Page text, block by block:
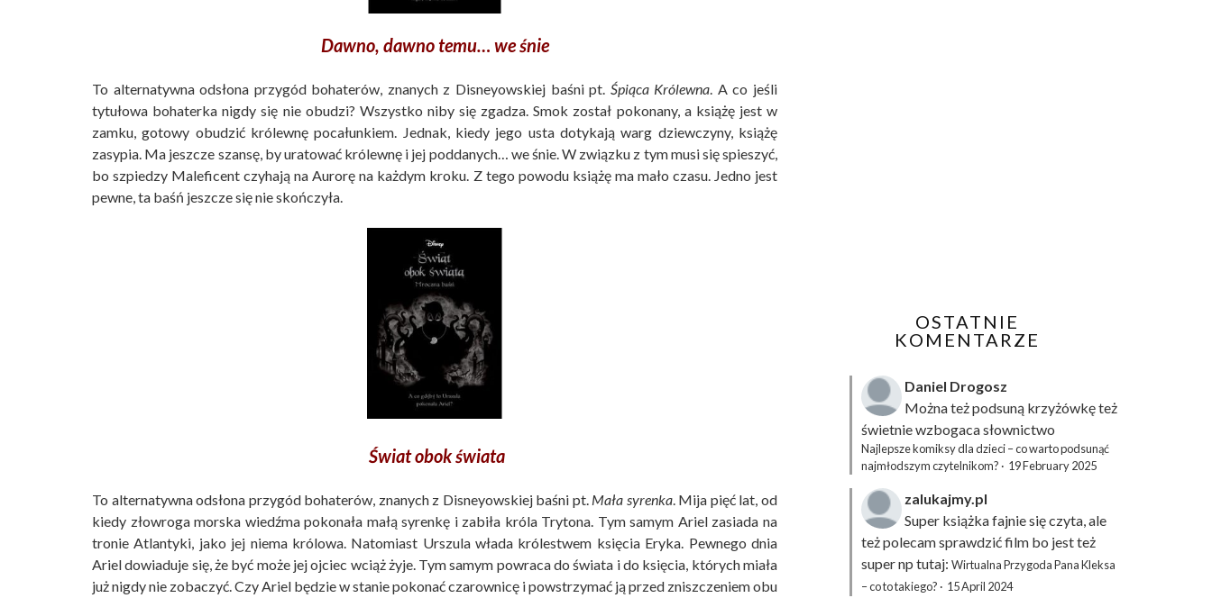
Dawno, dawno temu… we śnie
To alternatywna odsłona przygód bohaterów, znanych z Disneyowskiej baśni pt. Śpiąca Królewna. A co jeśli
tytułowa bohaterka nigdy się nie obudzi? Wszystko niby się zgadza. Smok został pokonany, a książę jest w
zamku, gotowy obudzić królewnę pocałunkiem. Jednak, kiedy jego usta dotykają warg dziewczyny, książę
zasypia. Ma jeszcze szansę, by uratować królewnę i jej poddanych… we śnie. W związku z tym musi się spieszyć,
bo szpiedzy Maleficent czyhają na Aurorę na każdym kroku. Z tego powodu książę ma mało czasu. Jedno jest
pewne, ta baśń jeszcze się nie skończyła.
Świat obok świata
To alternatywna odsłona przygód bohaterów, znanych z Disneyowskiej baśni pt. Mała syrenka. Mija pięć lat, od
kiedy złowroga morska wiedźma pokonała małą syrenkę i zabiła króla Trytona. Tym samym Ariel zasiada na
tronie Atlantyki, jako jej niema królowa. Natomiast Urszula włada królestwem księcia Eryka. Pewnego dnia
Ariel dowiaduje się, że być może jej ojciec wciąż żyje. Tym samym powraca do świata i do księcia, których miała
już nigdy nie zobaczyć. Czy Ariel będzie w stanie pokonać czarownicę i powstrzymać ją przed zniszczeniem obu
OSTATNIE
KOMENTARZE
Daniel Drogosz
Można też podsuną krzyżówkęteż
świetnie wzbogaca słownictwo
Najlepsze komiksy dla dzieci – co warto podsunąć
najmłodszym czytelnikom? · 19 February 2025
zalukajmy.pl
Super książka fajnie się czyta, ale
też polecam sprawdzić film bo jest też
super np tutaj: Wirtualna Przygoda Pana Kleksa
– co to takiego? · 15 April 2024